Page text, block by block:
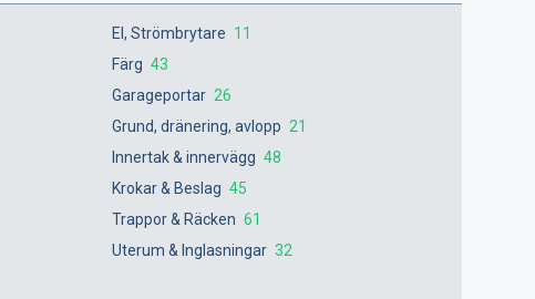
El, Strömbrytare 11
Färg 43
Garageportar 26
Grund, dränering, avlopp 21
Innertak & innervägg 48
Krokar & Beslag 45
Trappor & Räcken 61
Uterum & Inglasningar 32